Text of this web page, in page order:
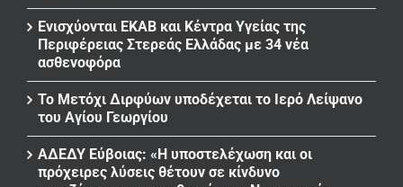
Ενισχύονται ΕΚΑΒ και Κέντρα Υγείας της
Περιφέρειας Στερεάς Ελλάδας με 34 νέα
ασθενοφόρα
Το Μετόχι Διρφύων υποδέχεται το Ιερό Λείψανο
του Αγίου Γεωργίου
ΑΔΕΔΥ Εύβοιας: «Η υποστελέχωση και οι
πρόχειρες λύσεις θέτουν σε κίνδυνο